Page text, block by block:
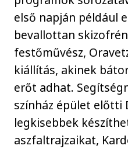
első napján például
bevallottan
festőművész,
kiállítás, akinek
erőt adhat.
színház épület előtti
legkisebbek
aszfaltrajzaikat,